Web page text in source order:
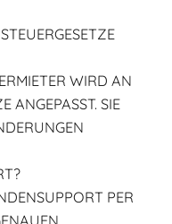
WIRD AN
ANGEPASST. SIE
PER